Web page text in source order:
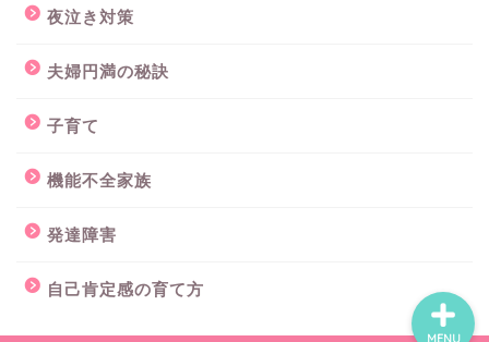
夜泣き対策
夫婦円満の秘訣
子育て
機能不全家族
発達障害
自己肯定感の育て方